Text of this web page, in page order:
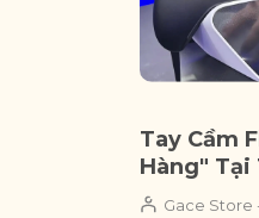
Tay Cầm
Hàng" Tại
Vương?
Gace Store